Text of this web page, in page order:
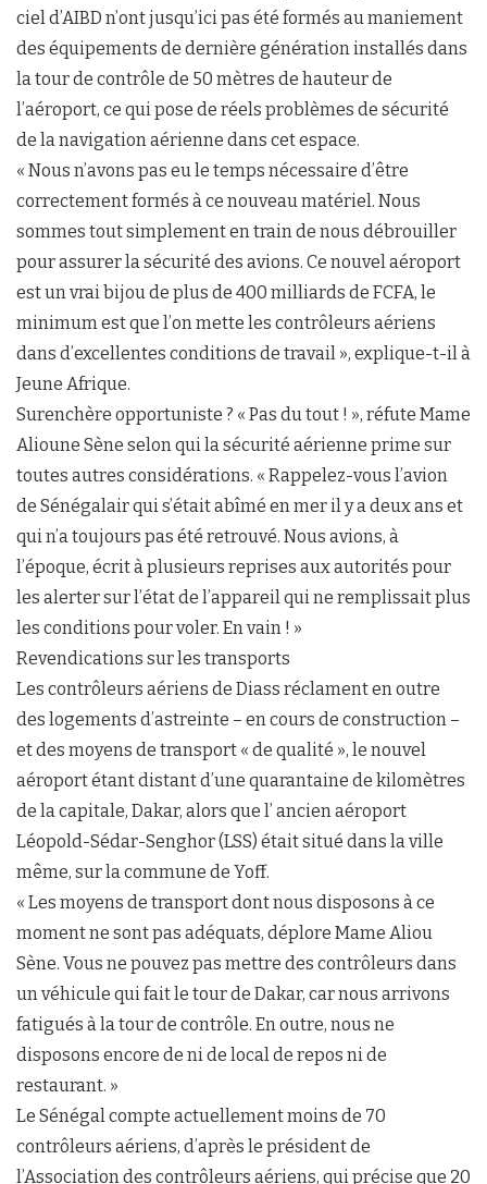
ciel d’AIBD n’ont jusqu’ici pas été formés au maniement
des équipements de dernière génération installés dans
la tour de contrôle de 50 mètres de hauteur de
l’aéroport, ce qui pose de réels problèmes de sécurité
de la navigation aérienne dans cet espace.
« Nous n’avons pas eu le temps nécessaire d’être
correctement formés à ce nouveau matériel. Nous
sommes tout simplement en train de nous débrouiller
pour assurer la sécurité des avions. Ce nouvel aéroport
est un vrai bijou de plus de 400 milliards de FCFA, le
minimum est que l’on mette les contrôleurs aériens
dans d’excellentes conditions de travail », explique-t-il à
Jeune Afrique.
Surenchère opportuniste ? « Pas du tout ! », réfute Mame
Alioune Sène selon qui la sécurité aérienne prime sur
toutes autres considérations. « Rappelez-vous l’avion
de Sénégalair qui s’était abîmé en mer il y a deux ans et
qui n’a toujours pas été retrouvé. Nous avions, à
l’époque, écrit à plusieurs reprises aux autorités pour
les alerter sur l’état de l’appareil qui ne remplissait plus
les conditions pour voler. En vain ! »
Revendications sur les transports
Les contrôleurs aériens de Diass réclament en outre
des logements d’astreinte – en cours de construction –
et des moyens de transport « de qualité », le nouvel
aéroport étant distant d’une quarantaine de kilomètres
de la capitale, Dakar, alors que l’ ancien aéroport
Léopold-Sédar-Senghor (LSS) était situé dans la ville
même, sur la commune de Yoff.
« Les moyens de transport dont nous disposons à ce
moment ne sont pas adéquats, déplore Mame Aliou
Sène. Vous ne pouvez pas mettre des contrôleurs dans
un véhicule qui fait le tour de Dakar, car nous arrivons
fatigués à la tour de contrôle. En outre, nous ne
disposons encore de ni de local de repos ni de
restaurant. »
Le Sénégal compte actuellement moins de 70
contrôleurs aériens, d’après le président de
l’Association des contrôleurs aériens, qui précise que 20